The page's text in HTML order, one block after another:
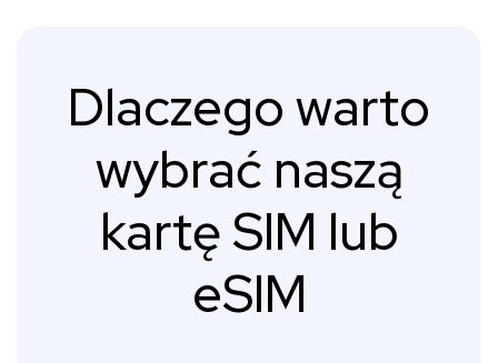
Dlaczego warto
wybrać naszą
kartę SIM lub
eSIM